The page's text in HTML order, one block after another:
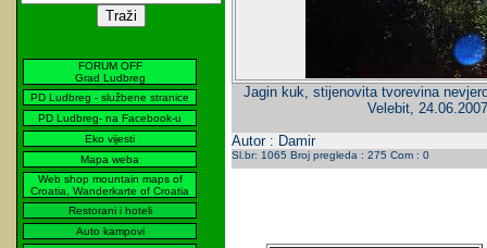
FORUM OFF
Grad Ludbreg
PD Ludbreg - službene stranice
PD Ludbreg- na Facebook-u
Eko vijesti
Mapa weba
Web shop mountain maps of
Croatia, Wanderkarte of Croatia
Restorani i hoteli
Auto kampovi
Jagin kuk, stijenovita tvorevina
Velebit, 24.06.2007
Autor : Damir
Sl.br: 1065 Broj pregleda : 275 Com : 0